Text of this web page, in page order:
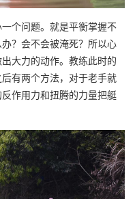
个问题。就是平衡掌握不
？会不会被淹死？所以心
大力的动作。教练此时的
有两个方法，对于老手就
作用力和扭腾的力量把艇